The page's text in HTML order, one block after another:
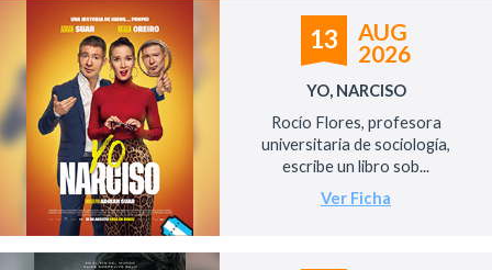
13
AUG
2026
YO, NARCISO
Rocío Flores, profesora
universitaria de sociología,
escribe un libro sob...
Ver Ficha